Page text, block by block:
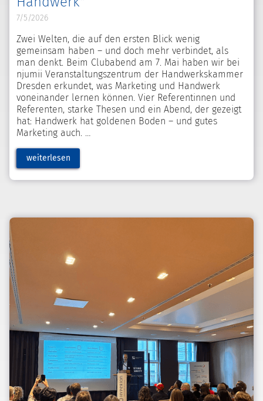
7/5/2026
Zwei Welten, die auf den ersten Blick wenig
gemeinsam haben – und doch mehr verbindet, als
man denkt. Beim Clubabend am 7. Mai haben wir bei
njumii Veranstaltungszentrum der Handwerkskammer
Dresden erkundet, was Marketing und Handwerk
voneinander lernen können. Vier Referentinnen und
Referenten, starke Thesen und ein Abend, der gezeigt
hat: Handwerk hat goldenen Boden – und gutes
Marketing auch.
weiterlesen